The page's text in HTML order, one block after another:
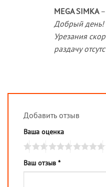
MEGA SIMKA –
Добрый день!
Урезания
раздачу
Добавить отзыв
Ваша оценка
Ваш отзыв *